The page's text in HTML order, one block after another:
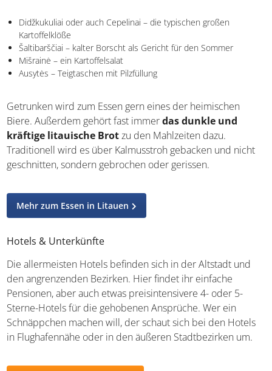
Didžkukuliai oder auch Cepelinai – die typischen großen
Kartoffelklöße
Šaltibarščiai – kalter Borscht als Gericht für den Sommer
Mišrainė – ein Kartoffelsalat
Ausytės – Teigtaschen mit Pilzfüllung
Getrunken wird zum Essen gern eines der heimischen
Biere. Außerdem gehört fast immerdas dunkle und
kräftige litauische Brotzu den Mahlzeiten dazu.
Traditionell wird es über Kalmusstroh gebacken und nicht
geschnitten, sondern gebrochen oder gerissen.
Mehr zum Essen in Litauen
Hotels & Unterkünfte
Die allermeisten Hotels befinden sich in der Altstadt und
den angrenzenden Bezirken. Hier findet ihr einfache
Pensionen, aber auch etwas preisintensivere 4- oder 5-
Sterne-Hotels für die gehobenen Ansprüche. Wer ein
Schnäppchen machen will, der schaut sich bei den Hotels
in Flughafennähe oder in den äußeren Stadtbezirken um.